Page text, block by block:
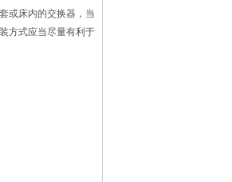
床内的交换器，当
方式应当尽量有利于